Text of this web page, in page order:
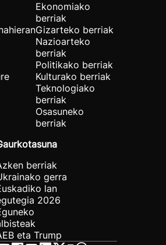
Ekonomiako
berriak
Gizarteko berriak
Nazioarteko
berriak
Politikako berriak
Kulturako berriak
Teknologiako
berriak
Osasuneko
berriak
berriak
gerra
lan
2026
eta Trump